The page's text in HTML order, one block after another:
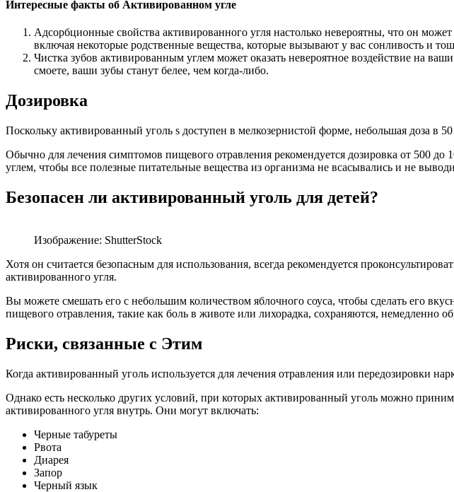
Интересные факты об Активированном угле
Адсорбционные свойства активированного угля настолько невероятны, что он
включая некоторые родственные вещества, которые вызывают у вас сонливость и
Чистка зубов активированным углем может оказать невероятное воздействие на
смоете, ваши зубы станут белее, чем когда-либо.
Дозировка
Поскольку активированный уголь s доступен в мелкозернистой форме, небольшая доза
Обычно для лечения симптомов пищевого отравления рекомендуется дозировка от 500
углем, чтобы все полезные питательные вещества из организма не всасывались и не
Безопасен ли активированный уголь для детей?
Изображение: ShutterStock
Хотя он считается безопасным для использования, всегда рекомендуется
активированного угля.
Вы можете смешать его с небольшим количеством яблочного соуса, чтобы сделать его
пищевого отравления, такие как боль в животе или лихорадка, сохраняются, немедленно
Риски, связанные с Этим
Когда активированный уголь используется для лечения отравления или передозировки
Однако есть несколько других условий, при которых активированный уголь можно
активированного угля внутрь. Они могут включать:
Черные табуреты
Рвота
Диарея
Запор
Черный язык